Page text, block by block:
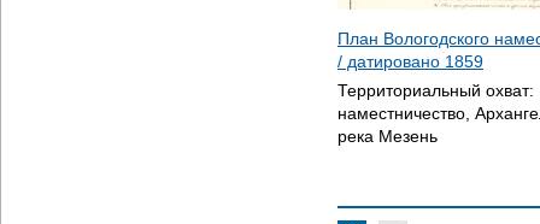
План Вологодского
/ датировано 1859
Территориальный охват:
наместничество,
река Мезень